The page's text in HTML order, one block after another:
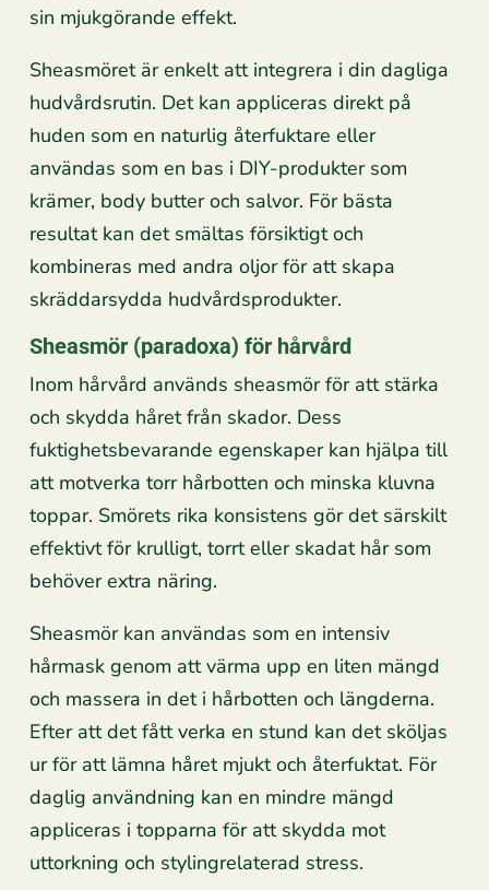
sin mjukgörande effekt.
Sheasmöret är enkelt att integrera i din dagliga
hudvårdsrutin. Det kan appliceras direkt på
huden som en naturlig återfuktare eller
användas som en bas i DIY-produkter som
krämer, body butter och salvor. För bästa
resultat kan det smältas försiktigt och
kombineras med andra oljor för att skapa
skräddarsydda hudvårdsprodukter.
Sheasmör (paradoxa) för hårvård
Inom hårvård används sheasmör för att stärka
och skydda håret från skador. Dess
fuktighetsbevarande egenskaper kan hjälpa till
att motverka torr hårbotten och minska kluvna
toppar. Smörets rika konsistens gör det särskilt
effektivt för krulligt, torrt eller skadat hår som
behöver extra näring.
Sheasmör kan användas som en intensiv
hårmask genom att värma upp en liten mängd
och massera in det i hårbotten och längderna.
Efter att det fått verka en stund kan det sköljas
ur för att lämna håret mjukt och återfuktat. För
daglig användning kan en mindre mängd
appliceras i topparna för att skydda mot
uttorkning och stylingrelaterad stress.